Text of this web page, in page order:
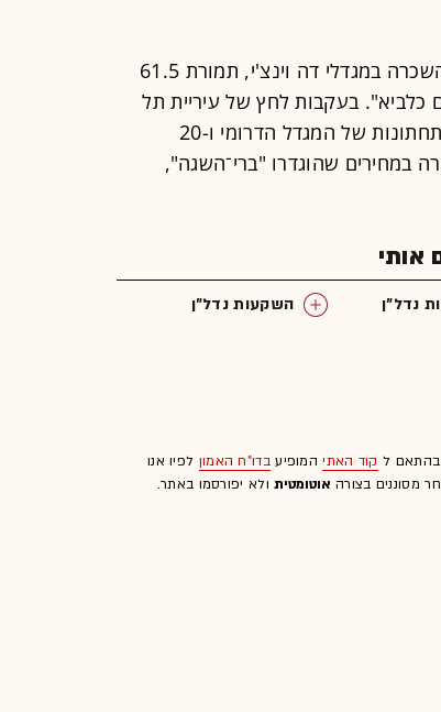
רק לפני מספר חודשים, רכש אבו 40 דירות להשכרה במגדלי דה וינצ'י, תמורת 61.5
כלביא". בעקבות לחץ של עיריית תל
אביב, סווגו 40 דירות בפרויקט - 20 בקומות התחתונות של המגדל הדרומי ו-20
במחירים שהוגדרו "ברי־השגה",
אותי
נדל"ן
השקעות נדל"ן
בהתאם ל קוד האתיהמופיעבדו"ח האמון לפיו אנו
מסוננים בצורה אוטומטיתולא יפורסמו באתר.